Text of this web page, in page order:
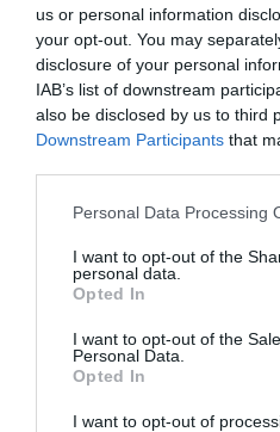
us or personal information
your opt-out. You may
disclosure of your personal
IAB’s list of downstream
also be disclosed by us to third
Downstream Participants that
Please note that this website/
not limited to your visit or
grant or deny consent to
use your data for below
consent section.
Personal Data Processing
I want to opt-out of the
personal data.
Opted In
I want to opt-out of the
Personal Data.
Opted In
I want to opt-out of
Inghilterra-Argentina,